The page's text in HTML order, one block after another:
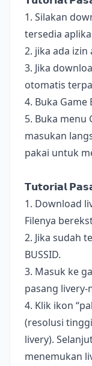
1. Silakan
tersedia
2. jika ada
3. Jika
otomatis
4. Buka Game
5. Buka menu
masukan
pakai untuk
𝗧𝘂𝘁𝗼𝗿𝗶𝗮𝗹
1. Download
Filenya
2. Jika sudah
BUSSID.
3. Masuk ke
pasang livery-
4. Klik ikon
(resolusi
livery).
menemukan